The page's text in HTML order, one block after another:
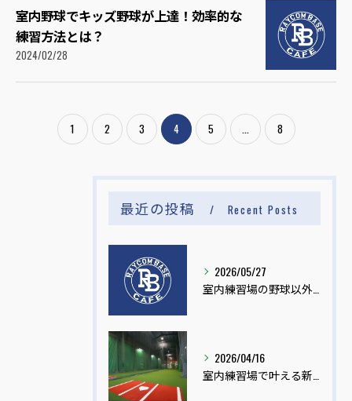
室内野球でキッズ野球が上達！効率的な
練習方法とは？
2024/02/28
1 2 3 4 5 ... 8
最近の投稿 Recent Posts
2026/05/27
2026/04/16